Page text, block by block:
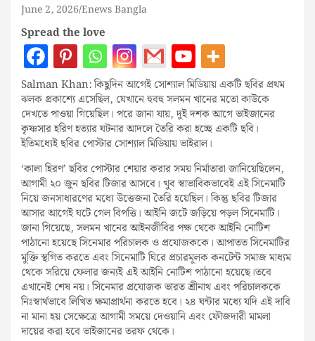
June 2, 2026 Enews Bangla
Spread the love
Salman Khan: কিছুদিন আগেই সোশ্যাল মিডিয়ায় একটি ছবির প্রথম
ঝলক প্রকাশ্যে এসেছিল, যেখানে হুবহু সলমন খানের মতো কাউকে
দেখতে পাওয়া গিয়েছিল। পরে জানা যায়, দুই দশক আগে ভাইজানের
কৃষ্ণসার হরিণ হত্যার ঘটনার আদলে তৈরি করা হচ্ছে একটি ছবি।
ইতিমধ্যেই ছবির পোস্টার সোশ্যাল মিডিয়ায় ভাইরাল।
‘কালা হিরণ’ ছবির পোস্টার শেয়ার করার সময় নির্মাতারা জানিয়েছিলেন,
আগামী ২০ জুন ছবির টিজার আসবে। খুব স্বাভাবিকভাবেই এই সিনেমাটি
নিয়ে জনসাধারণের মধ্যে উত্তেজনা তৈরি হয়েছিল। কিন্তু ছবির টিজার
আসার আগেই ঘটে গেল বিপত্তি। আইনি জটে জড়িয়ে পড়ল সিনেমাটি।
জানা গিয়েছে, সলমন খানের আইনজীবির পক্ষ থেকে আইনি নোটিশ
পাঠানো হয়েছে সিনেমার পরিচালক ও প্রযোজককে। আপাতত সিনেমাটির
মুক্তি স্থগিত করতে এবং সিনেমাটি ঘিরে প্রচারমূলক কনটেন্ট সমাজ মাধ্যম
থেকে সরিয়ে ফেলার জন্যই এই আইনি নোটিশ পাঠানো হয়েছে।তবে
এখানেই শেষ নয়। সিনেমার প্রযোজক ভারত শ্রীনাথ এবং পরিচালককে
নিঃস্বার্থভাবে লিখিত ক্ষমাপ্রার্থনা করতে হবে। ২৪ ঘন্টার মধ্যে যদি এই দাবি
না মানা হয় সেক্ষেত্রে আগামী সময়ে দেওয়ানি এবং ফৌজদারী মামলা
দায়ের করা হবে ভাইজানের তরফ থেকে।